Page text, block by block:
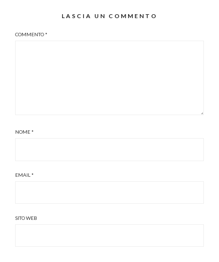
LASCIA UN COMMENTO
COMMENTO *
NOME *
EMAIL *
SITO WEB